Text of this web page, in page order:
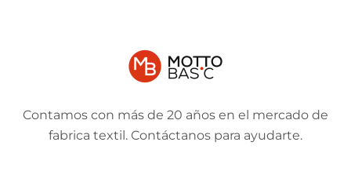
Contamos con más de 20 años en el mercado de
fabrica textil. Contáctanos para ayudarte.